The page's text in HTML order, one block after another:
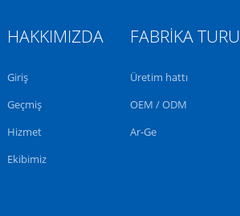
HAKKIMIZDA
Giriş
Geçmiş
Hizmet
Ekibimiz
FABRIKA TURU
Üretim hattı
OEM / ODM
Ar-Ge